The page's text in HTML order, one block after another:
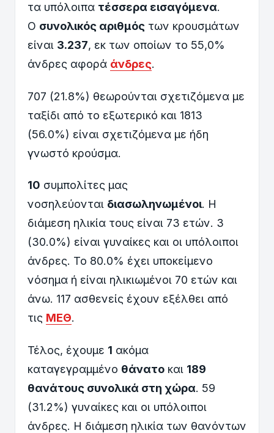
τα υπόλοιπα τέσσερα εισαγόμενα.
Ο συνολικός αριθμός των κρουσμάτων
είναι 3.237, εκ των οποίων το 55,0%
άνδρες αφορά άνδρες.
707 (21.8%) θεωρούνται σχετιζόμενα με
ταξίδι από το εξωτερικό και 1813
(56.0%) είναι σχετιζόμενα με ήδη
γνωστό κρούσμα.
10 συμπολίτες μας
νοσηλεύονται διασωληνωμένοι. Η
διάμεση ηλικία τους είναι 73 ετών. 3
(30.0%) είναι γυναίκες και οι υπόλοιποι
άνδρες. To 80.0% έχει υποκείμενο
νόσημα ή είναι ηλικιωμένοι 70 ετών και
άνω. 117 ασθενείς έχουν εξέλθει από
τις ΜΕΘ.
Τέλος, έχουμε 1 ακόμα
καταγεγραμμένο θάνατο και 189
θανάτους συνολικά στη χώρα. 59
(31.2%) γυναίκες και οι υπόλοιποι
άνδρες. Η διάμεση ηλικία των θανόντων